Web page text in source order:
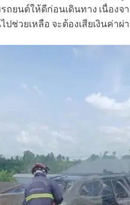
ยนต์ให้ดีก่อนเดินทาง เนื่องจ
ช่วยเหลือ จะต้องเสียเงินค่า